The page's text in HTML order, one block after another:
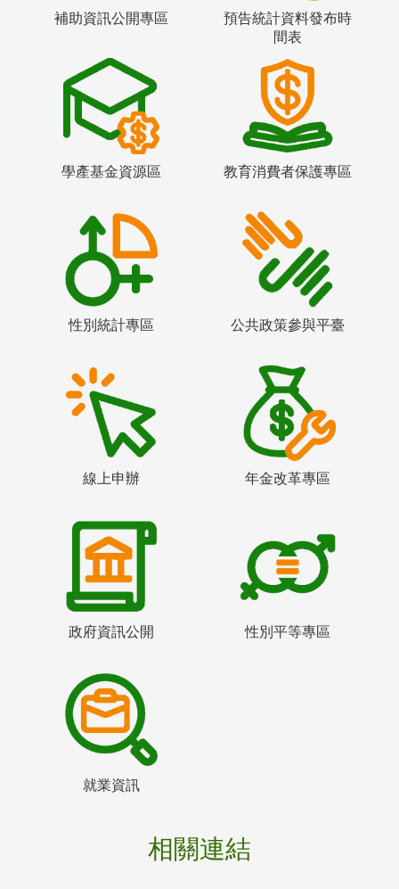
補助資訊公開專區
預告統計資料發布時
間表
學產基金資源區 教育消費者保護專區
性別統計專區 公共政策參與平臺
線上申辦 年金改革專區
政府資訊公開 性別平等專區
就業資訊
相關連結